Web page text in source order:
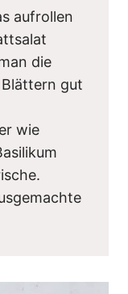
aufrollen
die
gut
wie